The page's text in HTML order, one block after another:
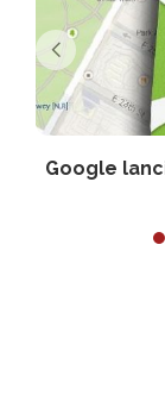
Google